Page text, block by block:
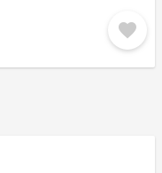
favorite